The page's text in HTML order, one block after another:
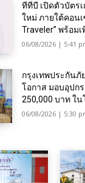
ทีทีบี เปิดตัวบัตร
ใหม่ ภายใต้คอน
Traveler” พร้อมเ
06/08/2026 | 5:41
กรุงเทพประกันภั
โอกาส มอบอุปก
250,000 บาท ในโ
06/08/2026 | 5:30